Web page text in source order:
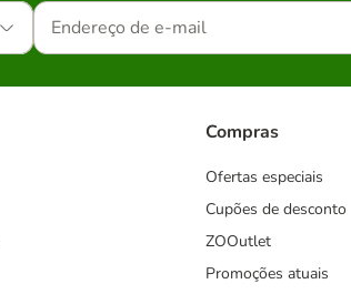
Compras
Ofertas especiais
Cupões de desconto
ZOOutlet
Promoções atuais